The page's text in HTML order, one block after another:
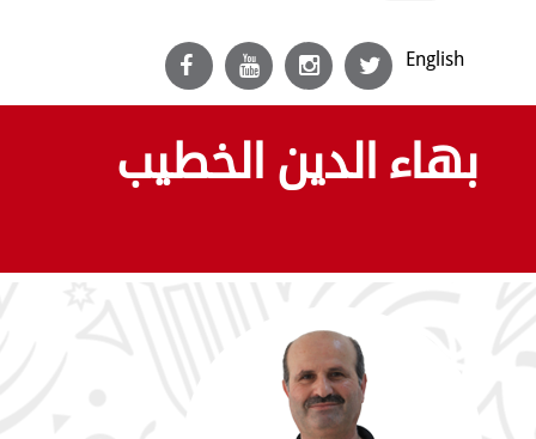
English
بهاء الدين الخطيب